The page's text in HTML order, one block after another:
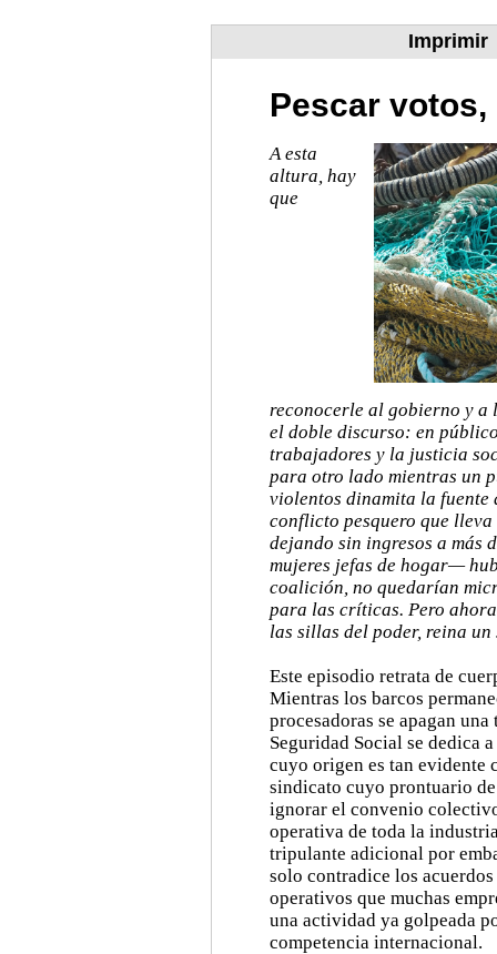
Imprimir
Pescar
A esta
altura, hay
que
reconocerle al gobierno y a
el doble discurso: en
trabajadores y la justicia
para otro lado mientras un
violentos dinamita la fuente
conflicto pesquero que
dejando sin ingresos a
mujeres jefas de hogar—
coalición, no quedarían
para las críticas. Pero
las sillas del poder, reina
Este episodio retrata de
Mientras los barcos
procesadoras se apagan
Seguridad Social se dedica
cuyo origen es tan evidente
sindicato cuyo prontuario
ignorar el convenio
operativa de toda la
tripulante adicional por
solo contradice los
operativos que muchas
una actividad ya golpeada
competencia internacional.